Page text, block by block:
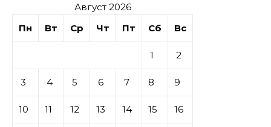
Август 2026
Пн
Вт Ср Чт Пт Сб Вс
1 2
3 4 5 6 7 8 9
10 11 12 13 14 15 16